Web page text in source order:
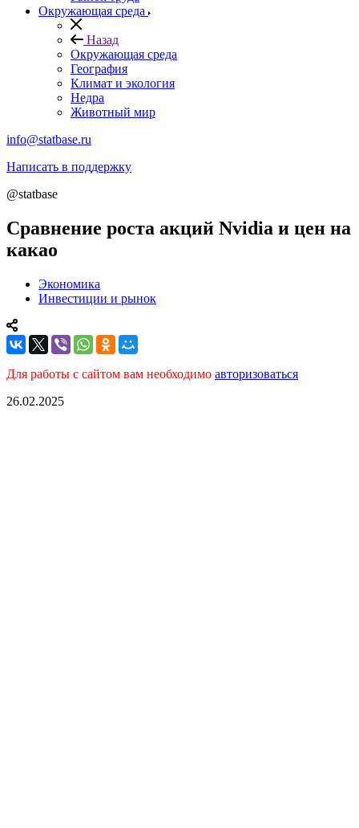
Окружающая среда
Назад
Окружающая среда
География
Климат и экология
Недра
Животный мир
info@statbase.ru
Написать в поддержку
@statbase
Сравнение роста акций Nvidia и цен на
какао
Экономика
Инвестиции и рынок
Для работы с сайтом вам необходимо авторизоваться
26.02.2025